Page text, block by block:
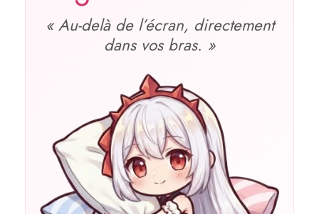
« Au‑delà de l’écran, directement
dans vos bras. »